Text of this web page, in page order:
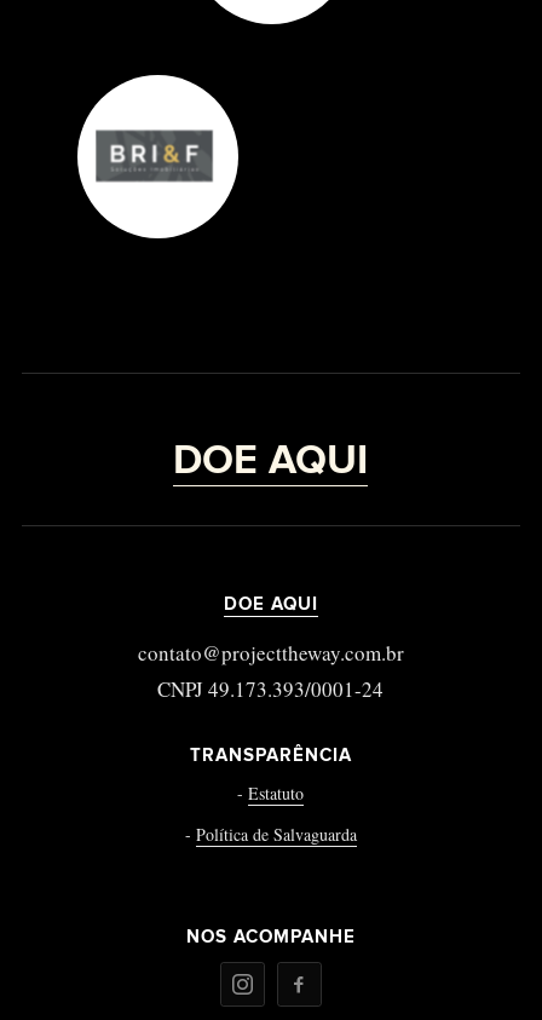
DOE AQUI
DOE AQUI
contato@projecttheway.com.br
CNPJ 49.173.393/0001-24
TRANSPARÊNCIA
-Estatuto
- Política de Salvaguarda
NOS ACOMPANHE